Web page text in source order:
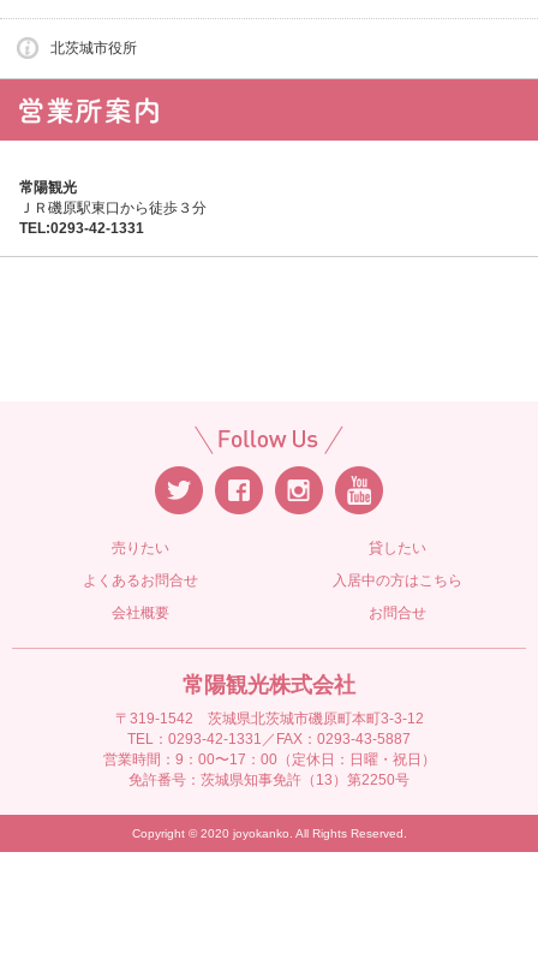
北茨城市役所
常陽観光
ＪＲ磯原駅東口から徒歩３分
TEL:0293-42-1331
売りたい
貸したい
よくあるお問合せ
入居中の方はこちら
会社概要
お問合せ
常陽観光株式会社
〒319-1542 茨城県北茨城市磯原町本町3-3-12
TEL：0293-42-1331／FAX：0293-43-5887
営業時間：9：00〜17：00（定休日：日曜・祝日）
免許番号：茨城県知事免許（13）第2250号
Copyright © 2020 joyokanko. All Rights Reserved.